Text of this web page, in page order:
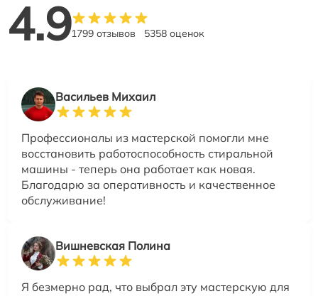
4.91799 отзывов 5358 оценок
Васильев Михаил
Профессионалы из мастерской помогли мне
восстановить работоспособность стиральной
машины - теперь она работает как новая.
Благодарю за оперативность и качественное
обслуживание!
Вишневская Полина
Я безмерно рад, что выбрал эту мастерскую для